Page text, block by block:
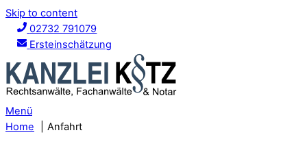
Skip to content
02732 791079
Ersteinschätzung
Menü
Home
Anfahrt